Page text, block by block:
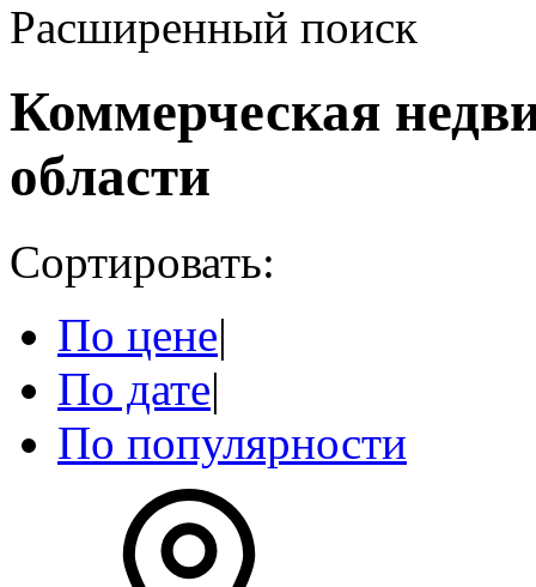
Расширенный поиск
Коммерческая
области
Сортировать:
По цене|
По дате|
По популярности